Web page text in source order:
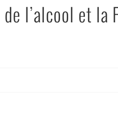
l’alcool et